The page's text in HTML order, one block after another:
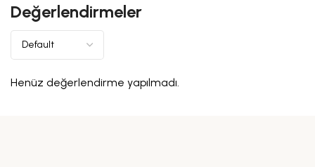
Değerlendirmeler
Henüz değerlendirme yapılmadı.